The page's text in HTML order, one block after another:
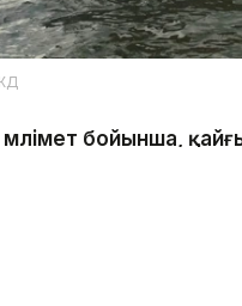
бойынша,